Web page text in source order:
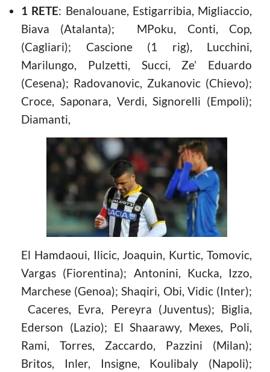
1 RETE: Benalouane, Estigarribia, Migliaccio,
Biava (Atalanta); MPoku, Conti, Cop,
(Cagliari); Cascione (1 rig), Lucchini,
Marilungo, Pulzetti, Succi, Ze’ Eduardo
(Cesena); Radovanovic, Zukanovic (Chievo);
Croce, Saponara, Verdi, Signorelli (Empoli);
Diamanti,
El Hamdaoui, Ilicic, Joaquin, Kurtic, Tomovic,
Vargas (Fiorentina); Antonini, Kucka, Izzo,
Marchese (Genoa); Shaqiri, Obi, Vidic (Inter);
Caceres, Evra, Pereyra (Juventus); Biglia,
Ederson (Lazio); El Shaarawy, Mexes, Poli,
Rami, Torres, Zaccardo, Pazzini (Milan);
Britos, Inler, Insigne, Koulibaly (Napoli);